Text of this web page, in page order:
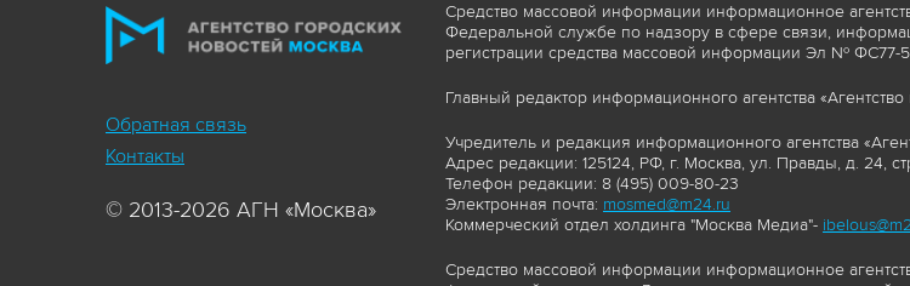
Обратная связь
Контакты
© 2013-2026 АГН «Москва»
Средство массовой информации информационное
Федеральной службе по надзору в сфере связи,
регистрации средства массовой информации Эл № ФС77-
Главный редактор информационного агентства
Учредитель и редакция информационного агентства
Адрес редакции: 125124, РФ, г. Москва, ул. Правды, д. 24,
Телефон редакции: 8 (495) 009-80-23
Электронная почта: mosmed@m24.ru
Коммерческий отдел холдинга "Москва Медиа"-
Средство массовой информации информационное